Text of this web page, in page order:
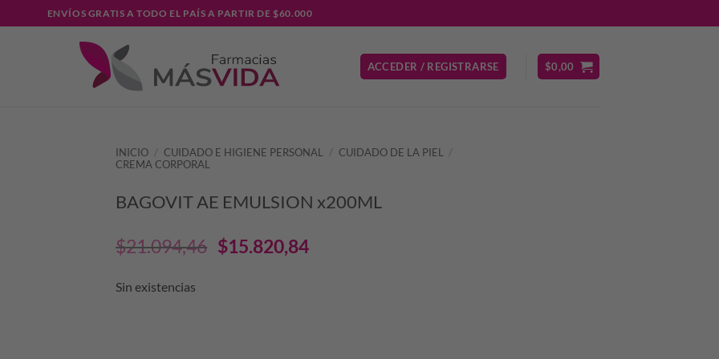
ENVÍOS GRATIS A TODO EL PAÍS A PARTIR DE $60.000
ACCEDER / REGISTRARSE $0,00
INICIO / CUIDADO E HIGIENE PERSONAL / CUIDADO DE LA PIEL
/
CREMA CORPORAL
BAGOVIT AE EMULSION x200ML
$21.094,46 El
$15.820,84El
Sin existencias